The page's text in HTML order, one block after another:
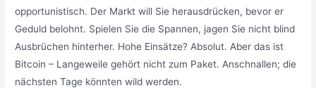
opportunistisch. Der Markt will Sie herausdrücken, bevor er
Geduld belohnt. Spielen Sie die Spannen, jagen Sie nicht blind
Ausbrüchen hinterher. Hohe Einsätze? Absolut. Aber das ist
Bitcoin – Langeweile gehört nicht zum Paket. Anschnallen; die
nächsten Tage könnten wild werden.